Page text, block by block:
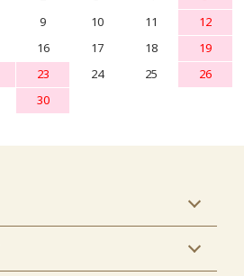
9 10 11
12
16 17 18
19
23 24 25
26
30